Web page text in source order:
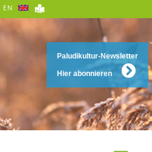
Paludikultur-Newsletter
Hier abonnieren
EN